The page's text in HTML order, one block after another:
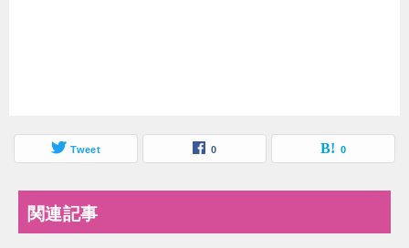
Tweet 0 0
関連記事